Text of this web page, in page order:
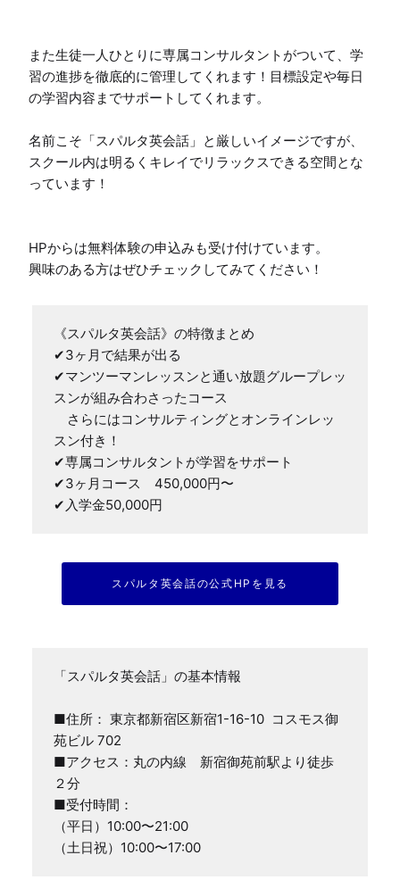
また生徒一人ひとりに専属コンサルタントがついて、学
習の進捗を徹底的に管理してくれます！目標設定や毎日
の学習内容までサポートしてくれます。
名前こそ「スパルタ英会話」と厳しいイメージですが、
スクール内は明るくキレイでリラックスできる空間とな
っています！
HPからは無料体験の申込みも受け付けています。
興味のある方はぜひチェックしてみてください！
《スパルタ英会話》の特徴まとめ
✔3ヶ月で結果が出る
✔マンツーマンレッスンと通い放題グループレッ
スンが組み合わさったコース
さらにはコンサルティングとオンラインレッ
スン付き！
✔専属コンサルタントが学習をサポート
✔3ヶ月コース　450,000円〜
✔入学金50,000円
スパルタ英会話の公式HPを見る
「スパルタ英会話」の基本情報
■住所： 東京都新宿区新宿1-16-10  コスモス御
苑ビル 702
■アクセス：丸の内線　新宿御苑前駅より徒歩
２分
■受付時間：
（平日）10:00〜21:00
（土日祝）10:00〜17:00